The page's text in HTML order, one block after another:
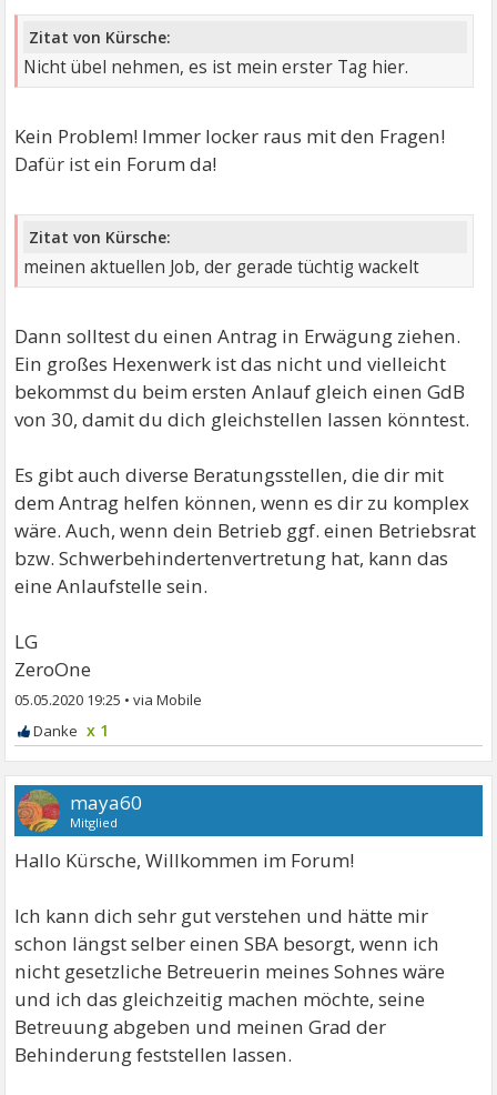
Zitat von Kürsche:
Nicht übel nehmen, es ist mein erster Tag hier.
Kein Problem! Immer locker raus mit den Fragen!
Dafür ist ein Forum da!
Zitat von Kürsche:
meinen aktuellen Job, der gerade tüchtig wackelt
Dann solltest du einen Antrag in Erwägung ziehen.
Ein großes Hexenwerk ist das nicht und vielleicht
bekommst du beim ersten Anlauf gleich einen GdB
von 30, damit du dich gleichstellen lassen könntest.
Es gibt auch diverse Beratungsstellen, die dir mit
dem Antrag helfen können, wenn es dir zu komplex
wäre. Auch, wenn dein Betrieb ggf. einen Betriebsrat
bzw. Schwerbehindertenvertretung hat, kann das
eine Anlaufstelle sein.
LG
ZeroOne
05.05.2020 19:25 •
x 1
maya60
Mitglied
Hallo Kürsche, Willkommen im Forum!
Ich kann dich sehr gut verstehen und hätte mir
schon längst selber einen SBA besorgt, wenn ich
nicht gesetzliche Betreuerin meines Sohnes wäre
und ich das gleichzeitig machen möchte, seine
Betreuung abgeben und meinen Grad der
Behinderung feststellen lassen.